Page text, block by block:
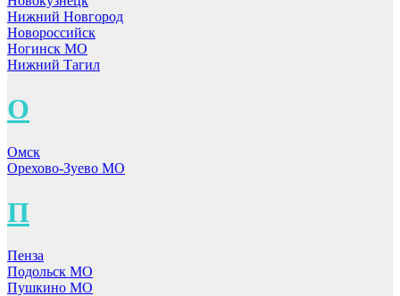
Нижний Новгород
Новороссийск
Ногинск МО
Нижний Тагил
О
Омск
Орехово-Зуево МО
П
Пенза
Подольск МО
Пушкино МО